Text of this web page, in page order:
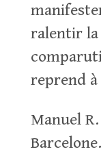
ralentir la
reprend
Manuel